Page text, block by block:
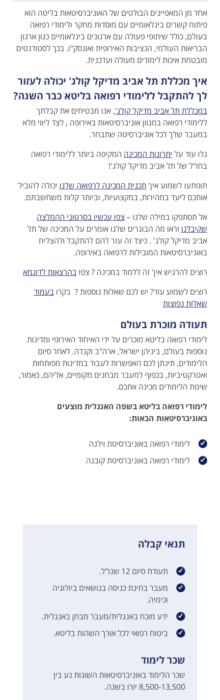
אחד מן המאפיינים הבולטים של האוניברסיטאות בליטה הוא
פיתוח קשרים בינלאומיים עם מוסדות מחקר ולימודי רפואה
בעולם, כולל שיתופי פעולה עם ארגונים בינלאומיים כגון ארגון
הבריאות העולמי, הנציבות האירופית ואונסק"ו. בכך לסטודנטים
מובטחת איכות לימודים מעולה ועדכנית.
איך מכללת תל אביב מדיקל קולג' יכולה לעזור
לך להתקבל ללימודי רפואה בליטא כבר השנה?
במכללת תל אביב מדיקל קולג', אנו מבטיחים את קבלתך
ללימודי רפואה במגוון אוניברסיטאות באירופה , לצד ליווי מלא
במעבר שלך לכל אוניברסיטה שתבחר.
גלו עוד על יתרונות המכינה המקיפה ביותר ללימודי רפואה
בחו"ל של תל אביב מדיקל קולג'!
תופתעו לשמוע איך תכנית המכינה לרפואה שלנו יכולה להוביל
אותכם ליעד במהירות, במקצועיות, וביותר קלות משחשבתם.
אל תסתפקו במילה שלנו – צפו עכשיו בסרטוני ההמלצה
שקיבלנו וראו מה הבוגרים שלנו אומרים על המכינה של תל
אביב מדיקל קולג' . כיצד זה עזר להם להתקבל ולהצליח
באוניברסיטאות המובילות לרפואה באירופה.
רוצים להרגיש איך זה ללמוד במכינה ? צפובהרצאות לדוגמא
רוצים לשמוע עוד? יש לכם שאלות נוספות ? בקרובעמוד
שאלות נפוצות
תעודה מוכרת בעולם
לימודי רפואה בליטא מוכרים על ידי האיחוד האירופי ומדינות
נוספות בעולם, ביניהן ישראל, ארה"ב וקנדה. לאחר סיום
הלימודים, תינתן לכם האפשרות לעבוד במדינות מפותחות
ואטרקטיביות, בכפוף למעבר מבחנים מקומיים, אליהם, כאמור,
שיטת הלימודים מכינה אתכם.
לימודי רפואה בליטא בשפה האנגלית מוצעים
באוניברסיטאות הבאות:
לימודי רפואה באוניברסיטת וילנה
לימודי רפואה באוניברסיטת קובנה
תנאי קבלה
תעודת סיום 12 שנו"ל.
מעבר בחינת כניסה בנושאים ביולוגיה
וכימיה.
ידע מוכח באנגלית/מעבר מבחן באנגלית.
ביטוח רפואי לכל אורך השהות בליטא.
שכר לימוד
שכר הלימוד באוניברסיטאות השונות נע בין
8,500-13,500 יורו בשנה.